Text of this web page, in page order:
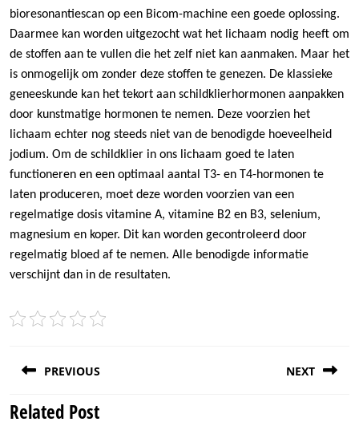
bioresonantiescan op een Bicom-machine een goede oplossing.
Daarmee kan worden uitgezocht wat het lichaam nodig heeft om
de stoffen aan te vullen die het zelf niet kan aanmaken. Maar het
is onmogelijk om zonder deze stoffen te genezen. De klassieke
geneeskunde kan het tekort aan schildklierhormonen aanpakken
door kunstmatige hormonen te nemen. Deze voorzien het
lichaam echter nog steeds niet van de benodigde hoeveelheid
jodium. Om de schildklier in ons lichaam goed te laten
functioneren en een optimaal aantal T3- en T4-hormonen te
laten produceren, moet deze worden voorzien van een
regelmatige dosis vitamine A, vitamine B2 en B3, selenium,
magnesium en koper. Dit kan worden gecontroleerd door
regelmatig bloed af te nemen. Alle benodigde informatie
verschijnt dan in de resultaten.
navigation
PREVIOUS
Previous
NEXT
Related Post